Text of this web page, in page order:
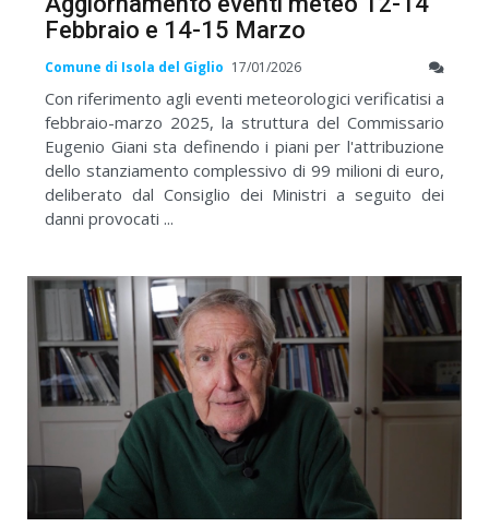
Febbraio e 14-15 Marzo
Comune di Isola del Giglio 17/01/2026
Con riferimento agli eventi meteorologici verificatisi a
febbraio-marzo 2025, la struttura del Commissario
Eugenio Giani sta definendo i piani per l'attribuzione
dello stanziamento complessivo di 99 milioni di euro,
deliberato dal Consiglio dei Ministri a seguito dei
danni provocati ...